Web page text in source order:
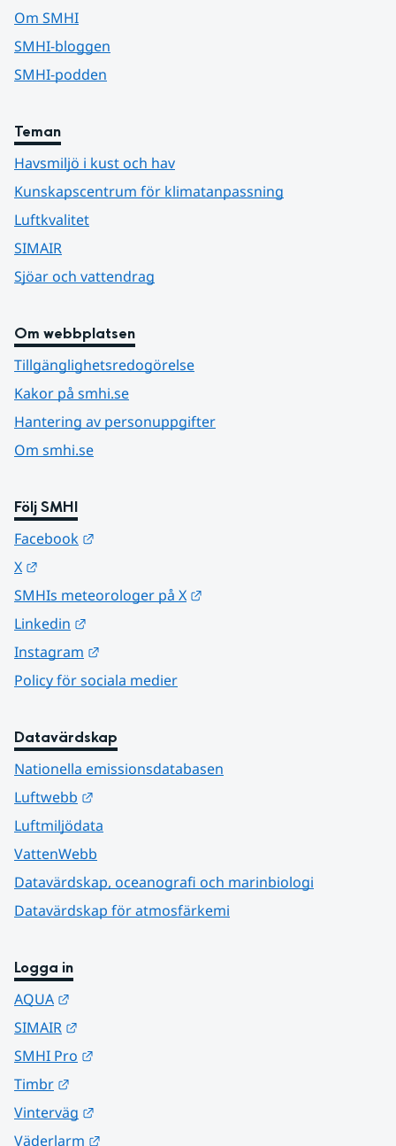
Om SMHI
SMHI-bloggen
SMHI-podden
Teman
Havsmiljö i kust och hav
Kunskapscentrum för klimatanpassning
Luftkvalitet
SIMAIR
Sjöar och vattendrag
Om webbplatsen
Tillgänglighetsredogörelse
Kakor på smhi.se
Hantering av personuppgifter
Om smhi.se
Följ SMHI
Facebook
X
SMHIs meteorologer på X
Linkedin
Instagram
Policy för sociala medier
Datavärdskap
Nationella emissionsdatabasen
Luftwebb
Luftmiljödata
VattenWebb
Datavärdskap, oceanografi och marinbiologi
Datavärdskap för atmosfärkemi
Logga in
AQUA
SIMAIR
SMHI Pro
Timbr
Vinterväg
Väderlarm